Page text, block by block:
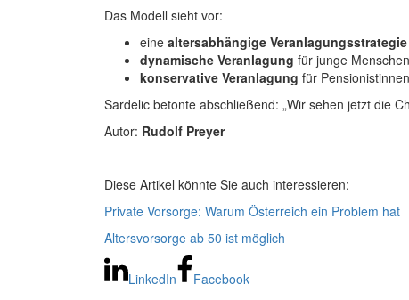
Das Modell sieht vor:
eine altersabhängige Veranlagungsstrategie
dynamische Veranlagung für junge
konservative Veranlagung für
Sardelic betonte abschließend: „Wir sehen jetzt die
Autor: Rudolf Preyer
Diese Artikel könnte Sie auch interessieren:
Private Vorsorge: Warum Österreich ein Problem hat
Altersvorsorge ab 50 ist möglich
LinkedIn Facebook